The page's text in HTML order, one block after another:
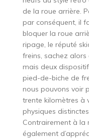
de la roue arrière.
par conséquent, il
bloquer la roue
ripage, le réputé
freins, sachez
mais deux
pied-de-biche de
nous pouvons voir
trente kilomètres à
physiques
Contrairement à la
également